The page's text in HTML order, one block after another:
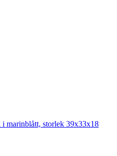
marinblått, storlek 39x33x18